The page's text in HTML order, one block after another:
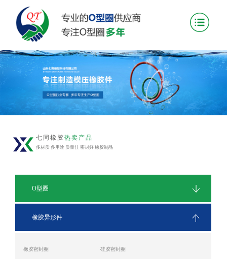
七同橡胶热卖产品
多材质 多用途 质量佳 密封好 橡胶制品
O型圈
橡胶异形件
橡胶密封圈 硅胶密封圈